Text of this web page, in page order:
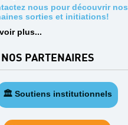
nous pour découvrir nos
sorties et initiations!
plus...
NOS PARTENAIRES
🏛️ Soutiens institutionnels